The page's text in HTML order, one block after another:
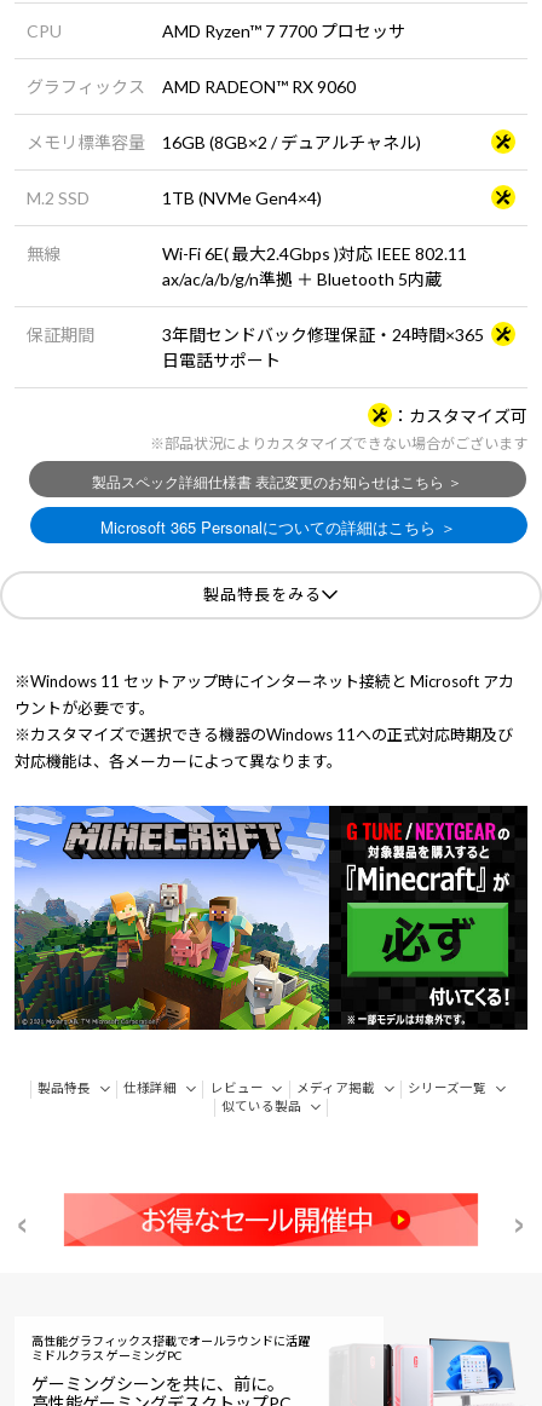
CPU AMD Ryzen™ 7 7700 プロセッサ
グラフィックス AMD RADEON™ RX 9060
メモリ標準容量 16GB (8GB×2 / デュアルチャネル)
M.2 SSD 1TB (NVMe Gen4×4)
無線
Wi-Fi 6E( 最大2.4Gbps )対応 IEEE 802.11
ax/ac/a/b/g/n準拠 ＋ Bluetooth 5内蔵
保証期間
3年間センドバック修理保証・24時間×365
日電話サポート
カスタマイズ可
※部品状況によりカスタマイズできない場合がございます
製品特長をみる
※Windows 11 セットアップ時にインターネット接続と Microsoft アカ
ウントが必要です。
※カスタマイズで選択できる機器のWindows 11への正式対応時期及び
対応機能は、各メーカーによって異なります。
製品特長 仕様詳細 レビュー メディア掲載
シリーズ一覧
似ている製品
高性能グラフィックス搭載でオールラウンドに活躍
ミドルクラス ゲーミングPC
ゲーミングシーンを共に、前に。